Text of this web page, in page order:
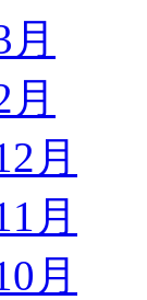
月
月
月